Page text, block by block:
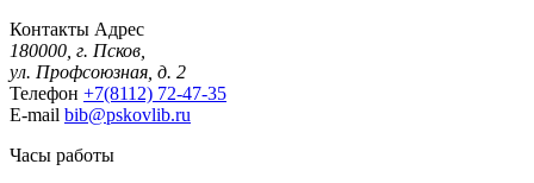
Контакты Адрес
180000, г. Псков,
ул. Профсоюзная, д. 2
Телефон +7(8112) 72-47-35
E-mail bib@pskovlib.ru
Часы работы